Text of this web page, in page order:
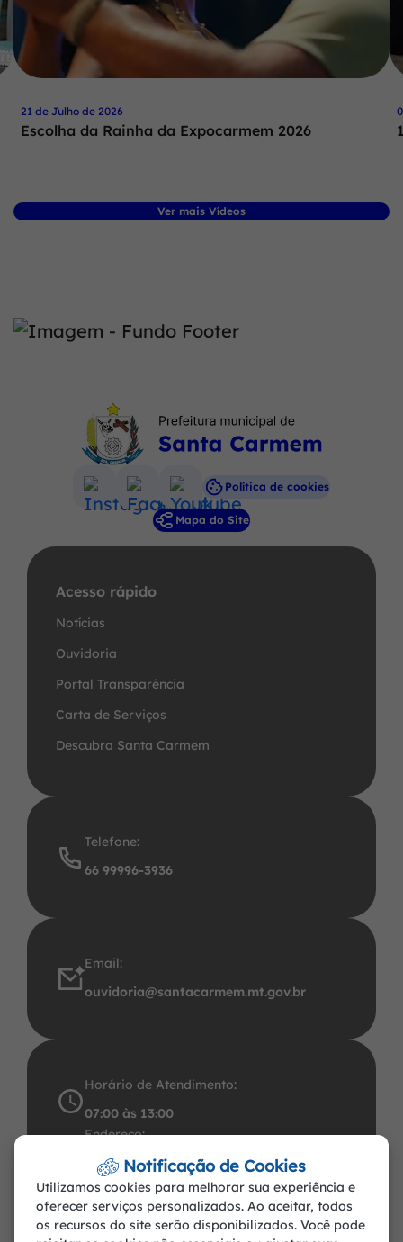
21 de Julho de 2026
Escolha da Rainha da Expocarmem 2026
Ver mais Vídeos
Acessar
Rede
Social
Instagram
Acessar
Rede
Social
Acessar
a
Rede
Política de cookies
Mapa do Site
Acesso rápido
Notícias
Ouvidoria
Portal Transparência
Carta de Serviços
Descubra Santa Carmem
Telefone:
66 99996-3936
Email:
ouvidoria@santacarmem.mt.gov.br
Horário de Atendimento:
07:00 às 13:00
Endereço:
Avenida Santos Dumont, 491 Centro CEP:
78.545-000. CNPJ: 37.465.283/0001-57
Santa Carmem-MT
Notificação de Cookies
Utilizamos cookies para melhorar sua experiência e
oferecer serviços personalizados. Ao aceitar, todos
os recursos do site serão disponibilizados. Você pode